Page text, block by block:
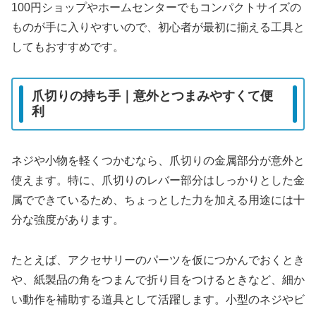
100円ショップやホームセンターでもコンパクトサイズの
ものが手に入りやすいので、初心者が最初に揃える工具と
してもおすすめです。
爪切りの持ち手｜意外とつまみやすくて便
利
ネジや小物を軽くつかむなら、爪切りの金属部分が意外と
使えます。特に、爪切りのレバー部分はしっかりとした金
属でできているため、ちょっとした力を加える用途には十
分な強度があります。
たとえば、アクセサリーのパーツを仮につかんでおくとき
や、紙製品の角をつまんで折り目をつけるときなど、細か
い動作を補助する道具として活躍します。小型のネジやビ